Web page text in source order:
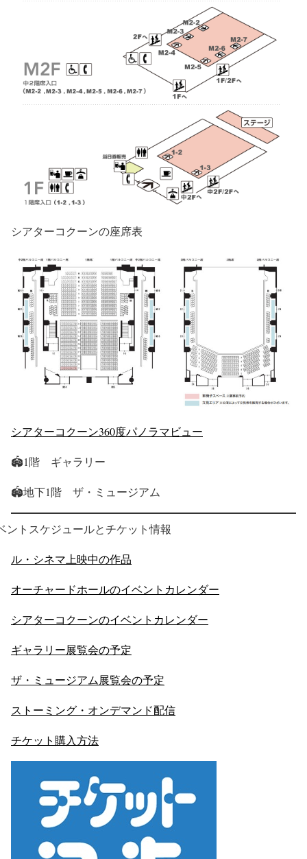
シアターコクーンの座席表
シアターコクーン360度パノラマビュー
🏟1階 ギャラリー
🏟地下1階 ザ・ミュージアム
ントスケジュールとチケット情報
ル・シネマ上映中の作品
オーチャードホールのイベントカレンダー
シアターコクーンのイベントカレンダー
ギャラリー展覧会の予定
ザ・ミュージアム展覧会の予定
ストーミング・オンデマンド配信
チケット購入方法